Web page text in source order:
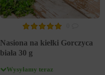
Nasiona na kiełki Gorczyca
biała 30 g
Wysyłamy teraz